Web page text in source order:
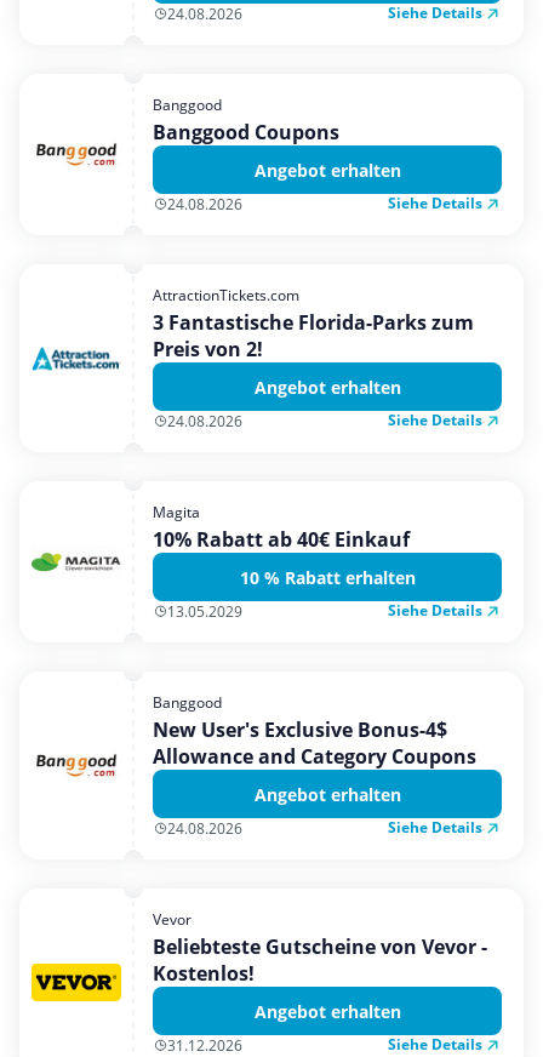
24.08.2026 Siehe Details
Banggood
Banggood Coupons
Angebot erhalten
24.08.2026 Siehe Details
AttractionTickets.com
3 Fantastische Florida-Parks zum
Preis von 2!
Angebot erhalten
24.08.2026 Siehe Details
Magita
10% Rabatt ab 40€ Einkauf
10 % Rabatt erhalten
13.05.2029 Siehe Details
Banggood
New User's Exclusive Bonus-4$
Allowance and Category Coupons
Angebot erhalten
24.08.2026 Siehe Details
Vevor
Beliebteste Gutscheine von Vevor -
Kostenlos!
Angebot erhalten
31.12.2026 Siehe Details